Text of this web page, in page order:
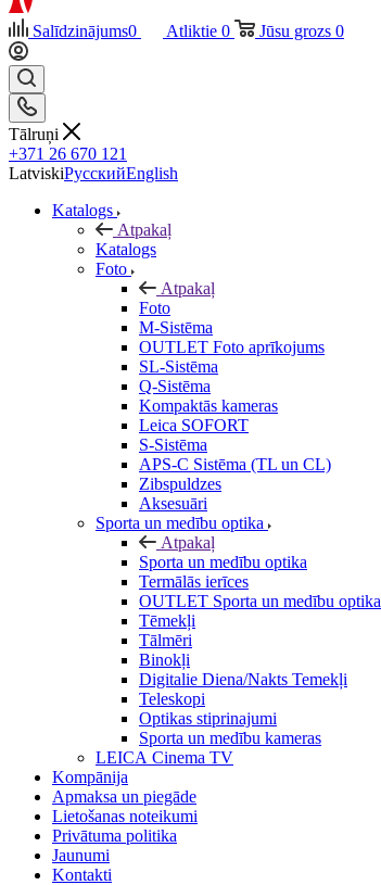
Salīdzinājums0 Atliktie 0 Jūsu grozs 0
Tālruņi
+371 26 670 121
LatviskiРусскийEnglish
Katalogs
Atpakaļ
Katalogs
Foto
Atpakaļ
Foto
M-Sistēma
OUTLET Foto aprīkojums
SL-Sistēma
Q-Sistēma
Kompaktās kameras
Leica SOFORT
S-Sistēma
APS-C Sistēma (TL un CL)
Zibspuldzes
Aksesuāri
Sporta un medību optika
Atpakaļ
Sporta un medību optika
Termālās ierīces
OUTLET Sporta un medību optika
Tēmekļi
Tālmēri
Binokļi
Digitalie Diena/Nakts Temekļi
Teleskopi
Optikas stiprinajumi
Sporta un medību kameras
LEICA Cinema TV
Kompānija
Apmaksa un piegāde
Lietošanas noteikumi
Privātuma politika
Jaunumi
Kontakti